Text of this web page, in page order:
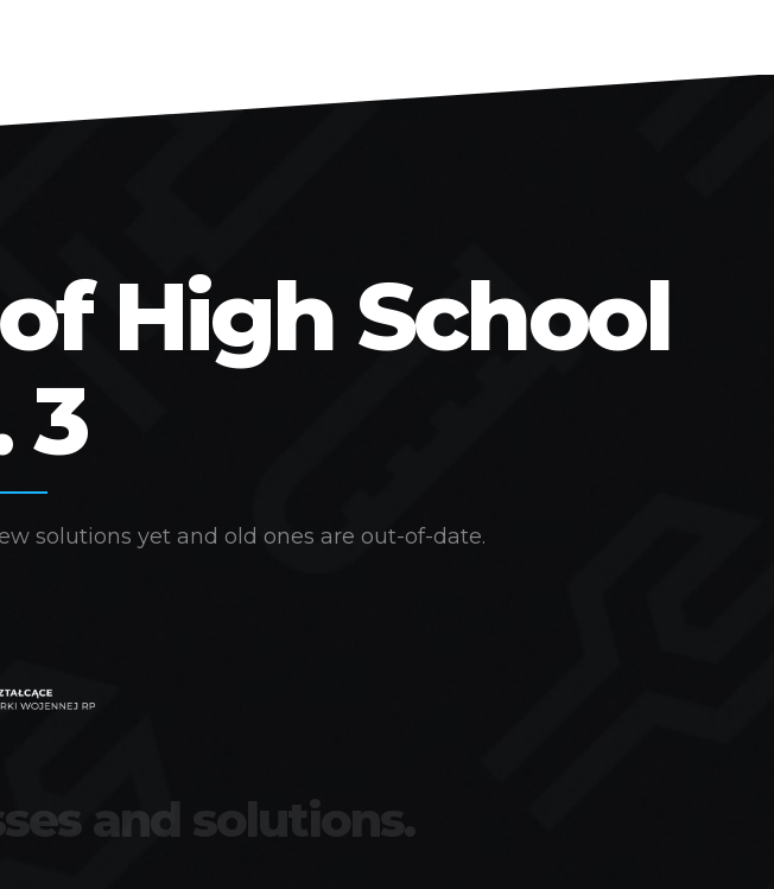
High School
3
solutions yet and old ones are out-of-date.
and solutions.